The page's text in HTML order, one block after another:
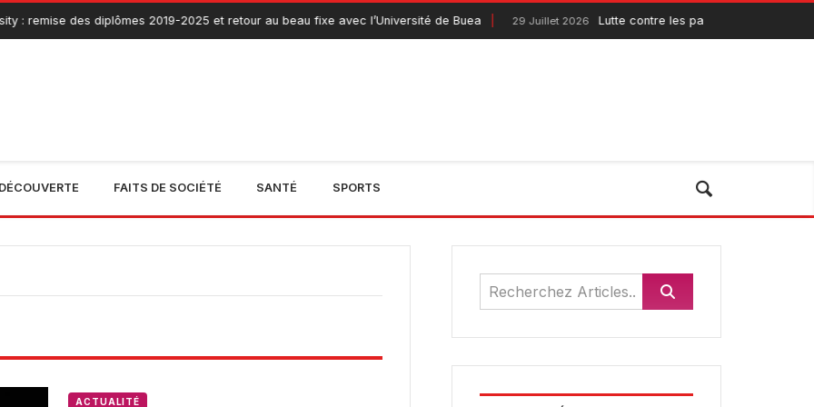
: remise des diplômes 2019-2025 et retour au beau fixe avec l’Université de Buea 29 Juillet 2026 Lutte contre les pandémies : le
DÉCOUVERTE FAITS DE SOCIÉTÉ SANTÉ SPORTS
ACTUALITÉ